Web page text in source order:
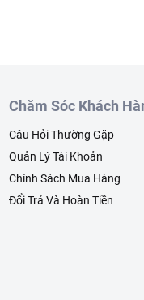
Chăm Sóc Khách
Câu Hỏi Thường Gặp
Quản Lý Tài Khoản
Chính Sách Mua Hàng
Đổi Trả Và Hoàn Tiền